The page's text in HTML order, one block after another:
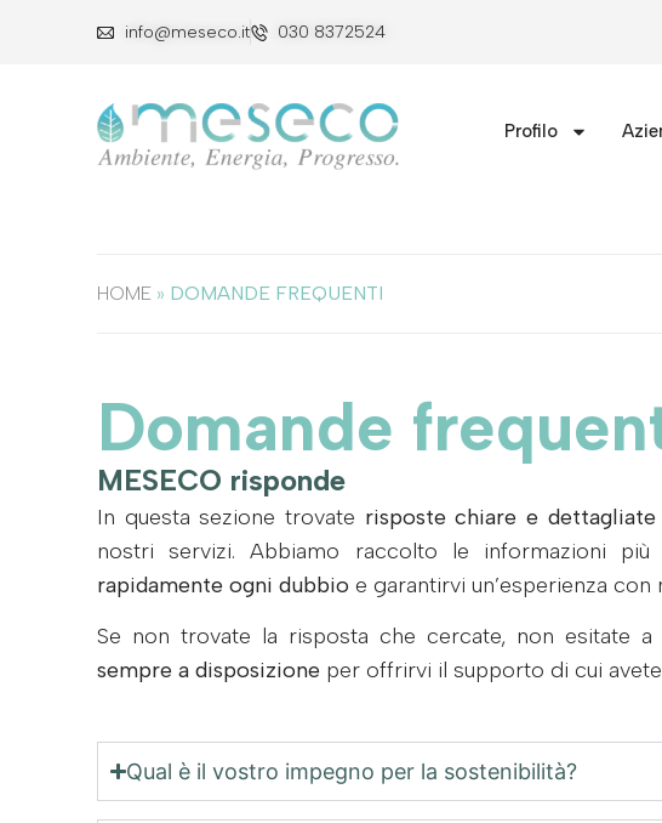
info@meseco.it 030 8372524
Profilo
HOME » DOMANDE FREQUENTI
Domande
MESECO risponde
In questa sezione trovate risposte chiare e dettagliate
nostri servizi. Abbiamo raccolto le informazioni
rapidamente ogni dubbio e garantirvi un’esperienza
Se non trovate la risposta che cercate, non esitate a
sempre a disposizione per offrirvi il supporto di cui
Qual è il vostro impegno per la sostenibilità?